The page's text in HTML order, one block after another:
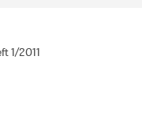
1/2011